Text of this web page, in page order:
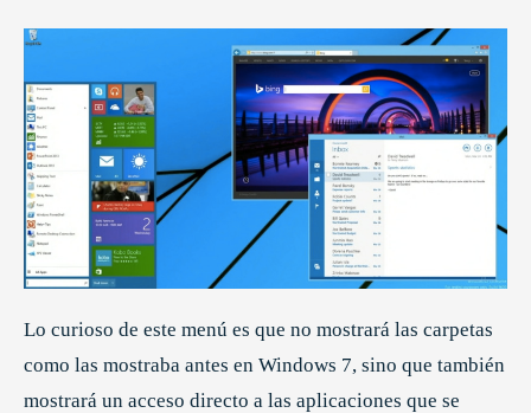
Lo curioso de este menú es que no mostrará las carpetas
como las mostraba antes en Windows 7, sino que también
mostrará un acceso directo a las aplicaciones que se